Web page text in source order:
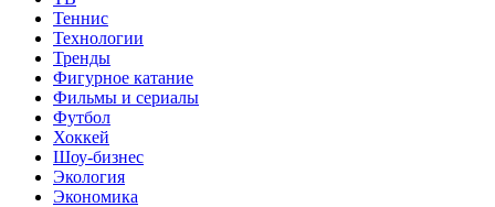
Теннис
Технологии
Тренды
Фигурное катание
Фильмы и сериалы
Футбол
Хоккей
Шоу-бизнес
Экология
Экономика